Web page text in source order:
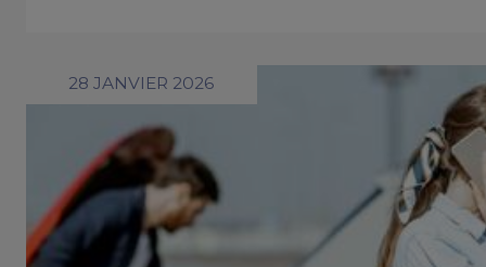
28 JANVIER 2026